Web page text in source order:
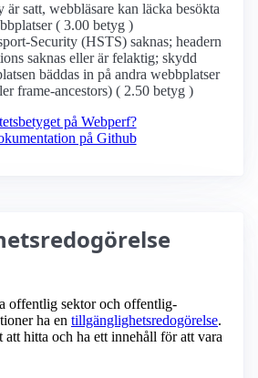
satt, webbläsare kan läcka besökta
( 3.00 betyg )
Security (HSTS) saknas; headern
saknas eller är felaktig; skydd
bäddas in på andra webbplatser
frame-ancestors) ( 2.50 betyg )
på Webperf?
på Github
offentlig sektor och offentlig­
ha en tillgänglighets­redogörelse.
att hitta och ha ett innehåll för att vara